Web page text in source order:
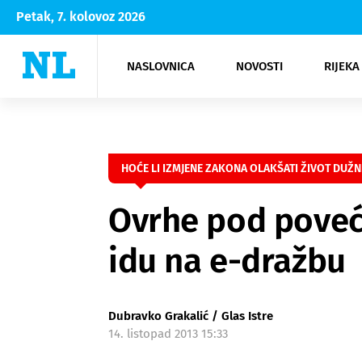
Petak, 7. kolovoz 2026
NASLOVNICA NOVOSTI
Rijeka Opatija
NK
Moda
Kultura
HOĆE LI IZMJENE ZAKONA OLAKŠATI ŽIVOT
Ovrhe pod
idu na e-dražbu
Dubravko Grakalić / Glas Istre
14. listopad 2013 15:33